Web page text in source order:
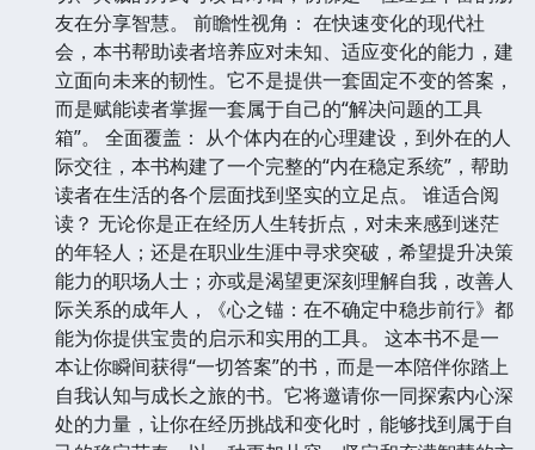
友在分享智慧。 前瞻性视角： 在快速变化的现代社
会，本书帮助读者培养应对未知、适应变化的能力，建
立面向未来的韧性。它不是提供一套固定不变的答案，
而是赋能读者掌握一套属于自己的“解决问题的工具
箱”。 全面覆盖： 从个体内在的心理建设，到外在的人
际交往，本书构建了一个完整的“内在稳定系统”，帮助
读者在生活的各个层面找到坚实的立足点。 谁适合阅
读？ 无论你是正在经历人生转折点，对未来感到迷茫
的年轻人；还是在职业生涯中寻求突破，希望提升决策
能力的职场人士；亦或是渴望更深刻理解自我，改善人
际关系的成年人，《心之锚：在不确定中稳步前行》都
能为你提供宝贵的启示和实用的工具。 这本书不是一
本让你瞬间获得“一切答案”的书，而是一本陪伴你踏上
自我认知与成长之旅的书。它将邀请你一同探索内心深
处的力量，让你在经历挑战和变化时，能够找到属于自